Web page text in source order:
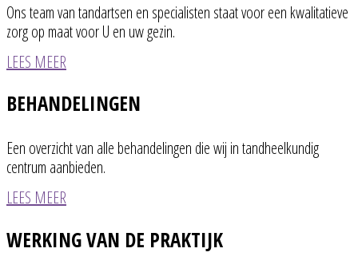
Ons team van tandartsen en specialisten staat voor een kwalitatieve
zorg op maat voor U en uw gezin.
LEES MEER
BEHANDELINGEN
Een overzicht van alle behandelingen die wij in tandheelkundig
centrum aanbieden.
LEES MEER
WERKING VAN DE PRAKTIJK